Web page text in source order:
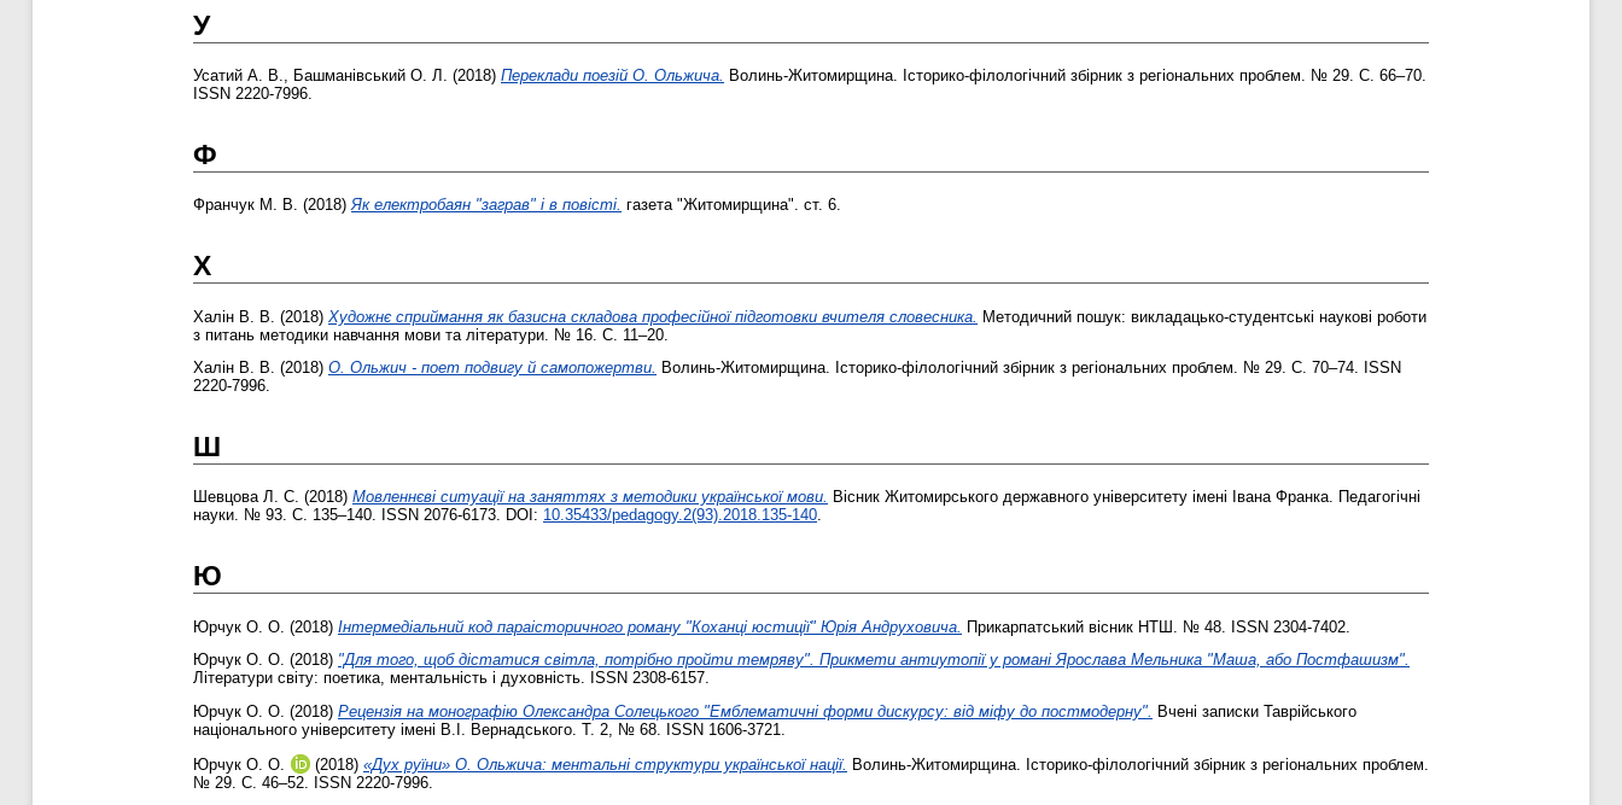
У
Усатий А. В., Башманівський О. Л. (2018) Переклади поезій О. Ольжича. Волинь-Житомирщина. Історико-філологічний збірник з регіональних проблем. № 29. С. 66–70.
ISSN 2220-7996.
Ф
Франчук М. В. (2018)Як електробаян "заграв" і в повісті. газета "Житомирщина". ст. 6.
Х
Халін В. В. (2018) Художнє сприймання як базисна складова професійної підготовки вчителя словесника. Методичний пошук: викладацько-студентські наукові роботи
з питань методики навчання мови та літератури. № 16. С. 11–20.
Халін В. В. (2018) О. Ольжич - поет подвигу й самопожертви. Волинь-Житомирщина. Історико-філологічний збірник з регіональних проблем. № 29. С. 70–74. ISSN
2220-7996.
Ш
Шевцова Л. С. (2018) Мовленнєві ситуації на заняттях з методики української мови. Вісник Житомирського державного університету імені Івана Франка. Педагогічні
науки. № 93. С. 135–140. ISSN 2076-6173. DOI: 10.35433/pedagogy.2(93).2018.135-140.
Ю
Юрчук О. О. (2018) Інтермедіальний код параісторичного роману "Коханці юстиції" Юрія Андруховича. Прикарпатський вісник НТШ. № 48. ISSN 2304-7402.
Юрчук О. О. (2018) "Для того, щоб дістатися світла, потрібно пройти темряву". Прикмети антиутопії у романі Ярослава Мельника "Маша, або Постфашизм".
Літератури світу: поетика, ментальність і духовність. ISSN 2308-6157.
Юрчук О. О. (2018) Рецензія на монографію Олександра Солецького "Емблематичні форми дискурсу: від міфу до постмодерну". Вчені записки Таврійського
національного університету імені В.І. Вернадського. Т. 2, № 68. ISSN 1606-3721.
Юрчук О. О.
(2018) «Дух руїни» О. Ольжича: ментальні структури української нації. Волинь-Житомирщина. Історико-філологічний збірник з регіональних проблем.
№ 29. С. 46–52. ISSN 2220-7996.